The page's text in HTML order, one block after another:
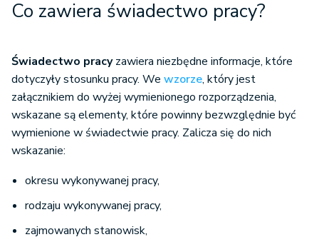
Co zawiera świadectwo pracy?
Świadectwo pracyzawiera niezbędne informacje, które
dotyczyły stosunku pracy. We wzorze, który jest
załącznikiem do wyżej wymienionego rozporządzenia,
wskazane są elementy, które powinny bezwzględnie być
wymienione w świadectwie pracy. Zalicza się do nich
wskazanie:
okresu wykonywanej pracy,
rodzaju wykonywanej pracy,
zajmowanych stanowisk,